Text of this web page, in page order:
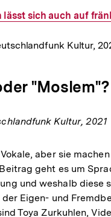
lässt sich auch auf
Kultur,
"Moslem"?
Kultur, 2021
aber sie
geht es um
und weshalb diese
Eigen- und
Toya Zurkuhlen,